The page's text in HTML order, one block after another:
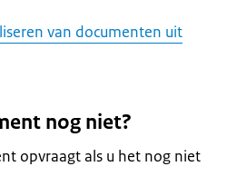
van documenten uit
nog niet?
opvraagt als u het nog niet